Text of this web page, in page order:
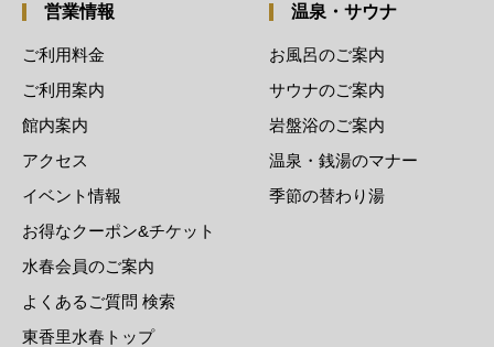
営業情報
ご利用料金
ご利用案内
館内案内
アクセス
イベント情報
お得なクーポン&チケット
水春会員のご案内
よくあるご質問 検索
東香里水春トップ
温泉・サウナ
お風呂のご案内
サウナのご案内
岩盤浴のご案内
温泉・銭湯のマナー
季節の替わり湯